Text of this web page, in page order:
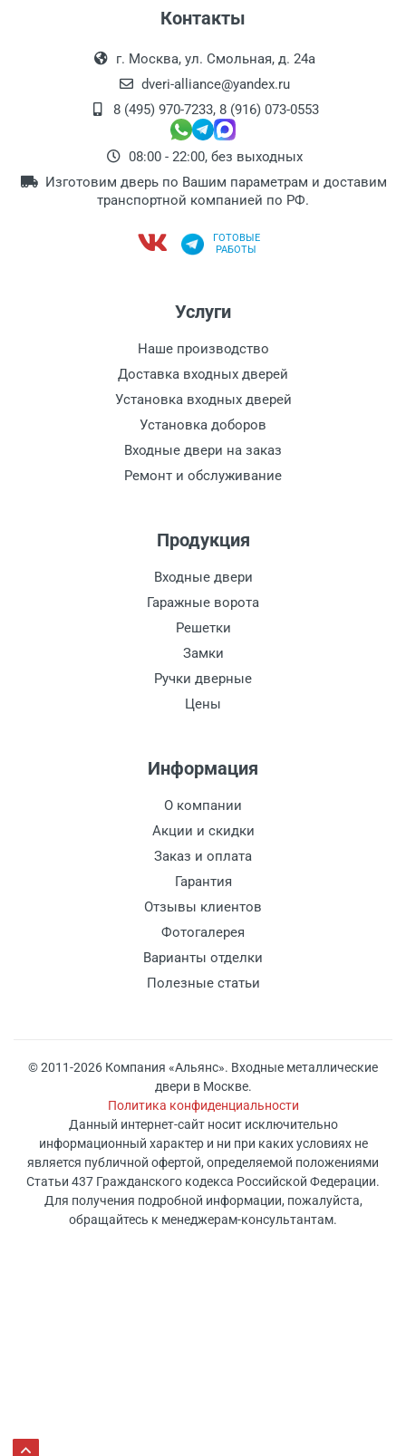
Контакты
г. Москва, ул. Смольная, д. 24а
dveri-alliance@yandex.ru
8 (495) 970-7233, 8 (916) 073-0553
08:00 - 22:00, без выходных
Изготовим дверь по Вашим параметрам и доставим
транспортной компанией по РФ.
ГОТОВЫЕ
РАБОТЫ
Услуги
Наше производство
Доставка входных дверей
Установка входных дверей
Установка доборов
Входные двери на заказ
Ремонт и обслуживание
Продукция
Входные двери
Гаражные ворота
Решетки
Замки
Ручки дверные
Цены
Информация
О компании
Акции и скидки
Заказ и оплата
Гарантия
Отзывы клиентов
Фотогалерея
Варианты отделки
Полезные статьи
© 2011-2026 Компания «Альянс». Входные металлические
двери в Москве.
Политика конфиденциальности
Данный интернет-сайт носит исключительно
информационный характер и ни при каких условиях не
является публичной офертой, определяемой положениями
Статьи 437 Гражданского кодекса Российской Федерации.
Для получения подробной информации, пожалуйста,
обращайтесь к менеджерам-консультантам.